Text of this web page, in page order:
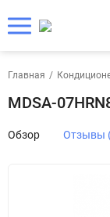
Главная /
MDSA-
Обзор Отзывы